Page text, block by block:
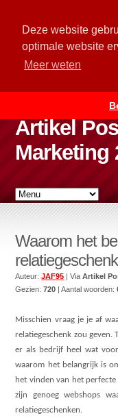
Deze website
optimale website
Meer weten
Artikel
Marketing
Waarom het
Auteur:JAF95 | ViaArtikel
Gezien:720 | Aantal woorden:
Misschien vraag je je af
relatiegeschenk zou geven.
er als bedrijf heel wat
waarom het belangrijk is
het vinden van het
zijn genoeg webshops
relatiegeschenken.